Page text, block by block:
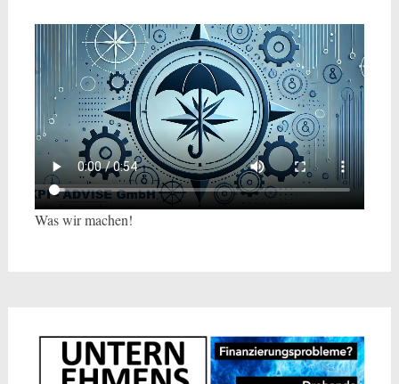
Was wir machen!